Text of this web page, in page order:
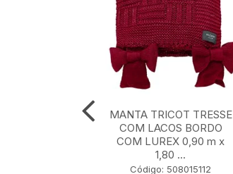
MANTA TRICOT TRESSE
COM LACOS BORDO
COM LUREX 0,90 m x
1,80 ...
Código: 508015112